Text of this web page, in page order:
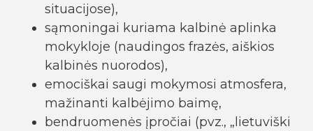
situacijose),
sąmoningai kuriama kalbinė aplinka
mokykloje (naudingos frazės, aiškios
kalbinės nuorodos),
emociškai saugi mokymosi atmosfera,
mažinanti kalbėjimo baimę,
bendruomenės įpročiai (pvz., „lietuviški